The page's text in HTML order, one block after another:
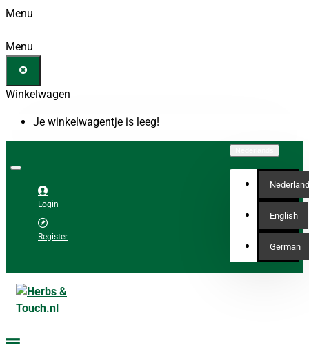
Menu
Menu
Winkelwagen
Je winkelwagentje is leeg!
Login
Register
English
German